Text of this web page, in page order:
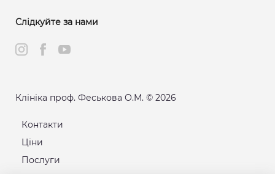
Слідкуйте за нами
Клініка проф. Феськова О.М. © 2026
Контакти
Ціни
Послуги